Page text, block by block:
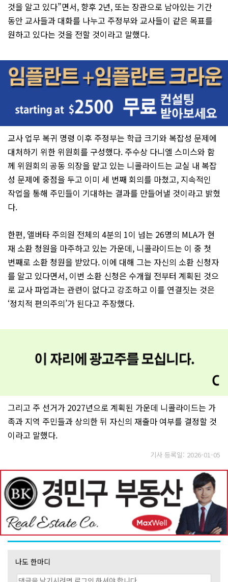
것을 알고 있다”면서, 향후 2년, 또는 장관으로 남아있는 기간
동안 교사들과 대화를 나누고 주정부와 교사들이 같은 목표를
원하고 있다는 것을 전할 것이라고 말했다.
교사 업무 복귀 명령 이후 주정부는 학급 크기와 복잡성 문제에
대처하기 위한 위원회를 구성했다. 주수상 다니엘 스미스와 함
께 위원회의 공동 의장을 맡고 있는 니콜라이드는 교실 내 복잡
성 문제에 중점을 두고 이미 세 번째 회의를 마쳤고, 지속적인
작업을 통해 주민들이 기대하는 결과를 만들어낼 것이라고 밝혔
다.
한편, 앨버타 주의원 전체의 4분의 1이 넘는 26명의 MLA가 현
재 소환 청원을 마주하고 있는 가운데, 니콜라이드는 이 중 첫
번째로 소환 청원을 받았다. 이에 대해 그는 자신의 소환 신청자
를 알고 있다면서, 이번 소환 신청은 수개월 전부터 계획된 것으
로 교사 파업과는 관련이 없다고 강조하고 이를 연결짓는 것은
‘정치적 편의주의’가 된다고 주장했다.
그리고 주 선거가 2027년으로 계획된 가운데 니콜라이드는 가
족과 지역 주민들과 상의한 뒤 자신의 재출마 여부를 결정할 것
이라고 말했다.
기사 등록일: 2026-01-05
나도 한마디